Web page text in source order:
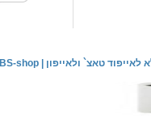
אודותינו BS-shop טאצ` ולאייפון